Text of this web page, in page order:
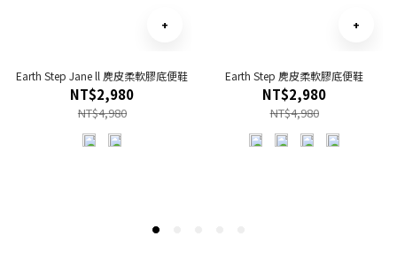
Earth Step Jane ll 麂皮柔軟膠底便鞋
NT$2,980
NT$4,980
Earth Step 麂皮柔軟膠底便鞋
NT$2,980
NT$4,980